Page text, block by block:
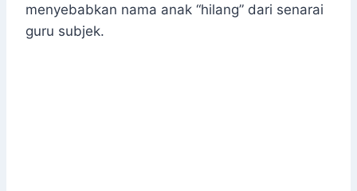
menyebabkan nama anak “hilang” dari senarai
guru subjek.